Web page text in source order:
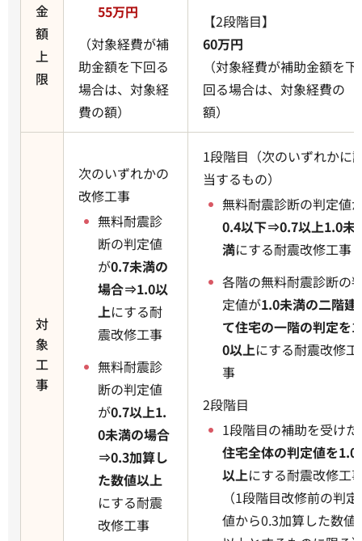
金
額
上
限
55万円
（対象経費が補
助金額を下回る
場合は、対象経
費の額）
【2段階目】
60万円
（対象経費が補助金額を下
回る場合は、対象経費の
額）
対
象
工
事
次のいずれかの
改修工事
無料耐震診
断の判定値
が0.7未満の
場合⇒1.0以
上にする耐
震改修工事
無料耐震診
断の判定値
が0.7以上1.
0未満の場合
⇒0.3加算し
た数値以上
にする耐震
改修工事
1段階目（次のいずれかに
当するもの）
無料耐震診断の判定値
0.4以下⇒0.7以上1.0未
満にする耐震改修工事
各階の無料耐震診断の
定値が1.0未満の二階建
て住宅の一階の判定を1.
0以上にする耐震改修工
事
2段階目
1段階目の補助を受けた
住宅全体の判定値を1.0
以上にする耐震改修工
（1段階目改修前の判定
値から0.3加算した数値